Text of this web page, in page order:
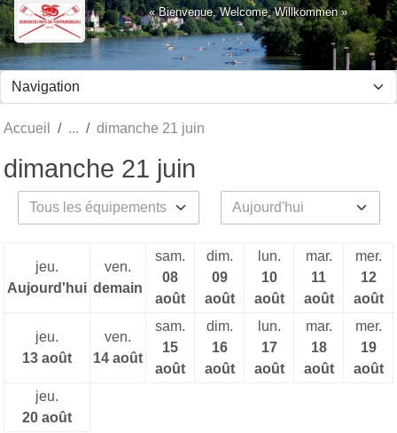
« Bienvenue, Welcome, Willkommen »
Accueil dimanche 21 juin
dimanche 21 juin
jeu.
Aujourd'hui
ven.
demain
sam.
08
août
dim.
09
août
lun.
10
août
mar.
11
août
mer.
12
août
jeu.
13 août
ven.
14 août
sam.
15
août
dim.
16
août
lun.
17
août
mar.
18
août
mer.
19
août
jeu.
20 août
Panneau de gestion des cookies